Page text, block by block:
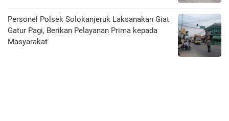
Personel Polsek Solokanjeruk Laksanakan Giat
Gatur Pagi, Berikan Pelayanan Prima kepada
Masyarakat